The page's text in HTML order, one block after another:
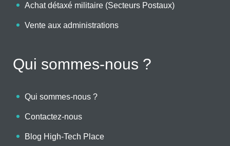
Achat détaxé militaire (Secteurs Postaux)
Vente aux administrations
Qui sommes-nous ?
Qui sommes-nous ?
Contactez-nous
Blog High-Tech Place